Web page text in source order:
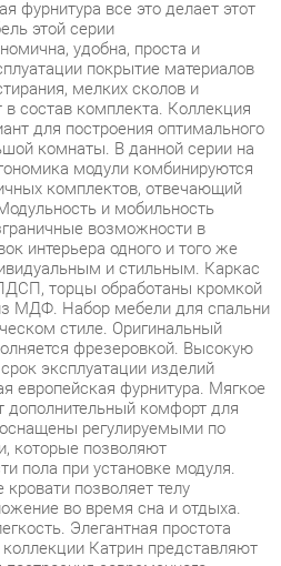
мелких сколов и
комплекта. Коллекция
для построения оптимального
комнаты. В данной серии на
модули комбинируются
комплектов, отвечающий
и мобильность
возможности в
интерьера одного и того же
и стильным. Каркас
торцы обработаны кромкой
Набор мебели для спальни
стиле. Оригинальный
фрезеровкой. Высокую
эксплуатации изделий
европейская фурнитура. Мягкое
комфорт для
регулируемыми по
позволяют
пола при установке модуля.
позволяет телу
во время сна и отдыха.
Элегантная простота
Катрин представляют
современного,
комнаты. Благодаря
светлых тонов, внешне
и невесомой. Подобная
за счет лаконичности